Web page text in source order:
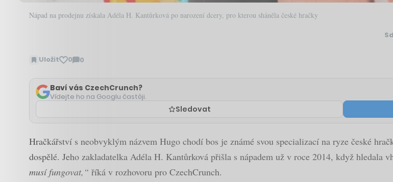
Nápad na prodejnu získala Adéla H. Kantůrková po narození dcery, pro kterou sháněla české hračky
Uložit 0 0
Zobrazit
Baví vás CzechCrunch?
Vídejte ho na Googlu častěji.
Sledovat
Hračkářství s neobvyklým názvem Hugo chodí bos je známé svou specializací na ryze české
dospělé. Jeho zakladatelka Adéla H. Kantůrková přišla s nápadem už v roce 2014, když hledala
musí fungovat,“ říká v rozhovoru pro CzechCrunch.